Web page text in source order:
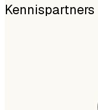
Kennispartners